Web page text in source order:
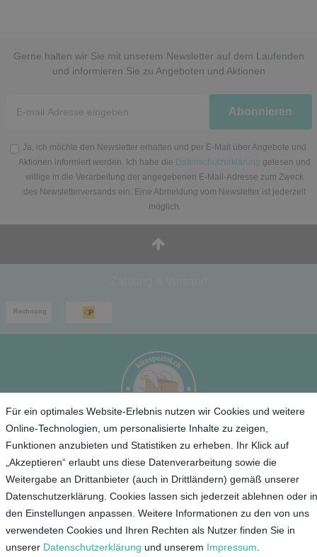
Gerne halten wir Sie mit unserem Newsletter auf dem Laufenden
und informieren Sie zu Angeboten und Aktionen
Honig
Abonnieren
Ja, ich möchte den Newsletter erhalten und per E-Mail über Angebote und
Aktionen informiert werden. Ich habe die Datenschutzerklärung gelesen und
willige in die Verarbeitung der angegebenen E-Mail-Adresse zum Zweck
des Newsletterversands ein. Eine Abmeldung vom Newsletter ist jederzeit
möglich.
Für ein optimales Website-Erlebnis nutzen wir Cookies und weitere
Online-Technologien, um personalisierte Inhalte zu zeigen,
Funktionen anzubieten und Statistiken zu erheben. Ihr Klick auf
„Akzeptieren“ erlaubt uns diese Datenverarbeitung sowie die
Weitergabe an Drittanbieter (auch in Drittländern) gemäß unserer
Datenschutzerklärung. Cookies lassen sich jederzeit ablehnen oder in
den Einstellungen anpassen. Weitere Informationen zu den von uns
verwendeten Cookies und Ihren Rechten als Nutzer finden Sie in
unserer Daten­schutz­erklärung und unserem Impressum
Service
Unternehmen
AGB